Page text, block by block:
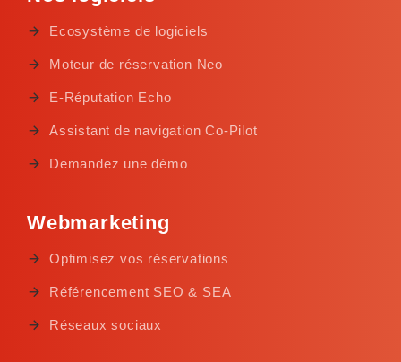
Ecosystème de logiciels
Moteur de réservation Neo
E-Réputation Echo
Assistant de navigation Co-Pilot
Demandez une démo
Webmarketing
Optimisez vos réservations
Référencement SEO & SEA
Réseaux sociaux